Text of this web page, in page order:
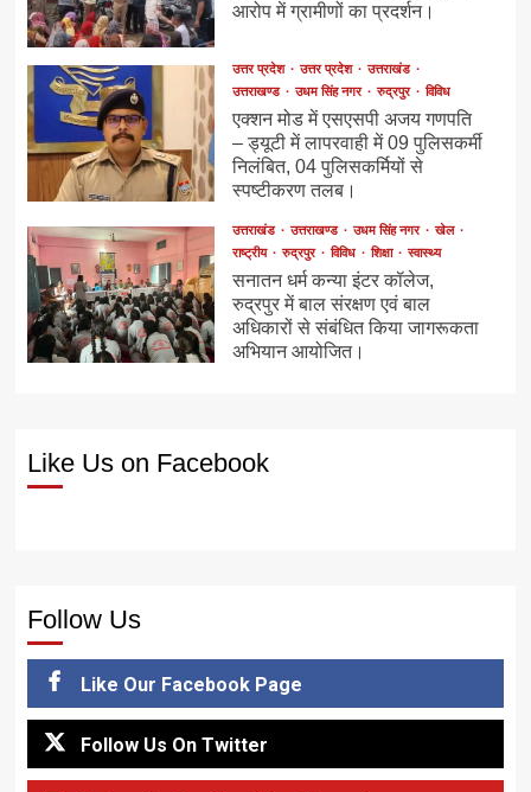
आरोप में ग्रामीणों का प्रदर्शन।
उत्तर प्रदेश उत्तर प्रदेश
उत्तराखंड
उत्तराखण्ड
उधम सिंह नगर रुद्रपुर विविध
एक्शन मोड में एसएसपी अजय गणपति
– ड्यूटी में लापरवाही में 09 पुलिसकर्मी
निलंबित, 04 पुलिसकर्मियों से
स्पष्टीकरण तलब।
उत्तराखंड उत्तराखण्ड उधम सिंह नगर
खेल
राष्ट्रीय
रुद्रपुर विविध शिक्षा स्वास्थ्य
सनातन धर्म कन्या इंटर कॉलेज,
रुद्रपुर में बाल संरक्षण एवं बाल
अधिकारों से संबंधित किया जागरूकता
अभियान आयोजित।
Like Us on Facebook
Follow Us
Like Our Facebook Page
Follow Us On Twitter